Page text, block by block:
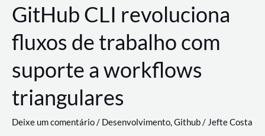
GitHub CLI revoluciona
fluxos de trabalho com
suporte a workflows
triangulares
Deixe um comentário/ Desenvolvimento,Github/ Jefte Costa